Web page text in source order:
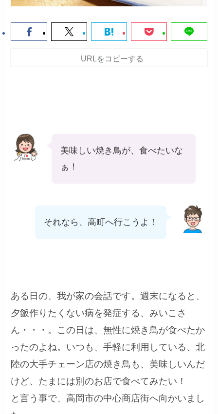
URLをコピーする
美味しい焼き鳥が、食べたいな
ぁ！
それなら、高町へ行こうよ！
ある日の、我が家の会話です。週末になると、
夕飯作りたくない病を発症する、みいこさ
ん・・・。この日は、無性に焼き鳥が食べたか
ったのよね。いつも、手軽に利用している、北
陸の大手チェーン店の焼き鳥も、美味しいんだ
けど、たまには別のお店で食べてみたい！
と言う事で、高岡市の中心商店街へ向かいまし